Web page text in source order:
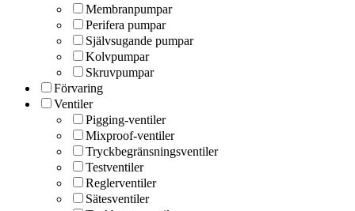
Membranpumpar
Perifera pumpar
Självsugande pumpar
Kolvpumpar
Skruvpumpar
Förvaring
Ventiler
Pigging-ventiler
Mixproof-ventiler
Tryckbegränsningsventiler
Testventiler
Reglerventiler
Sätesventiler